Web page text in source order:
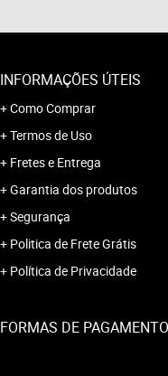
INFORMAÇÕES ÚTEIS
Como Comprar
Termos de Uso
Fretes e Entrega
Garantia dos produtos
Segurança
Politica de Frete Grátis
Política de Privacidade
FORMAS DE PAGAMENTO